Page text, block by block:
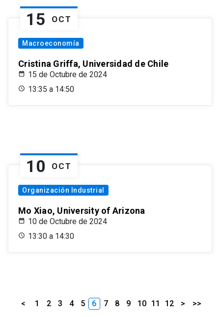
15 OCT
Macroeconomía
Cristina Griffa, Universidad de Chile
15 de Octubre de 2024
13:35 a 14:50
10 OCT
Organización Industrial
Mo Xiao, University of Arizona
10 de Octubre de 2024
13:30 a 14:30
< 1 2 3 4 5 6 7 8 9 10 11 12 > >>